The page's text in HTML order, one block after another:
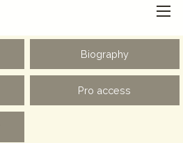
Biography
Pro access